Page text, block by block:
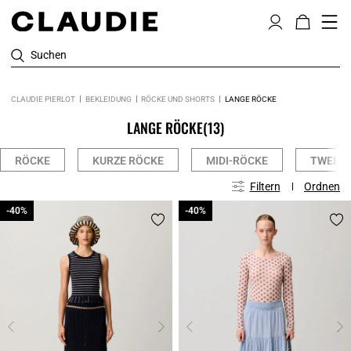
Suchen
CLAUDIE PIERLOT BEKLEIDUNG RÖCKE UND SHORTS LANGE RÖCKE
LANGE RÖCKE(13)
RÖCKE KURZE RÖCKE MIDI-RÖCKE
Filtern Ordnen
-40%
-40% -40%
-40%